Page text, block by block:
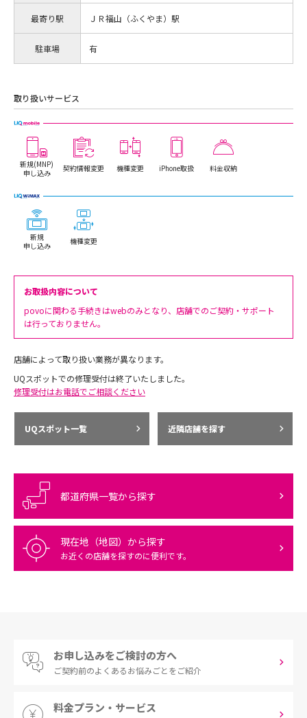
最寄り駅 ＪＲ福山（ふくやま）駅
駐車場 有
取り扱いサービス
新規(MNP)
申し込み
契約情報変更 機種変更 iPhone取扱 料金収納
新規
申し込み
機種変更
お取扱内容について
povoに関わる手続きはwebのみとなり、店舗でのご契約・サポート
は行っておりません。
店舗によって取り扱い業務が異なります。
UQスポットでの修理受付は終了いたしました。
修理受付はお電話でご相談ください
UQスポット一覧 近隣店舗を探す
都道府県一覧から探す
現在地（地図）から探す
お近くの店舗を探すのに便利です。
お申し込みをご検討の方へ
ご契約前のよくあるお悩みごとをご紹介
料金プラン・サービス